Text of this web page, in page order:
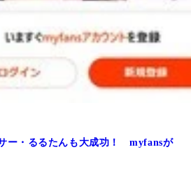
ー・るるたんも大成功！ myfansが